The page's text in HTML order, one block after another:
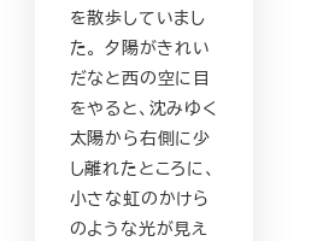
を散歩していまし
た。 夕陽がきれい
だなと西の空に目
をやると、沈みゆく
太陽から右側に少
し離れたところに、
小さな虹のかけら
のような光が見え